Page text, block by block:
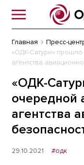
Главная
Пресс-
«ОДК-Сатурн»
агентства
«ОДК-
очередной
агентства
29.10.2021 #одк